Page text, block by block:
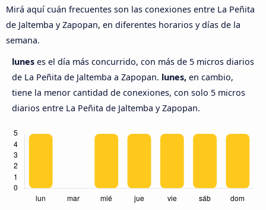
Mirá aquí cuán frecuentes son las conexiones entre La Peñita
de Jaltemba y Zapopan, en diferentes horarios y días de la
semana.
lunes es el día más concurrido, con más de 5 micros diarios
de La Peñita de Jaltemba a Zapopan. lunes, en cambio,
tiene la menor cantidad de conexiones, con solo 5 micros
diarios entre La Peñita de Jaltemba y Zapopan.